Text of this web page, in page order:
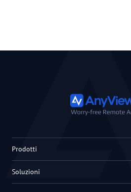
Prodotti
Soluzioni